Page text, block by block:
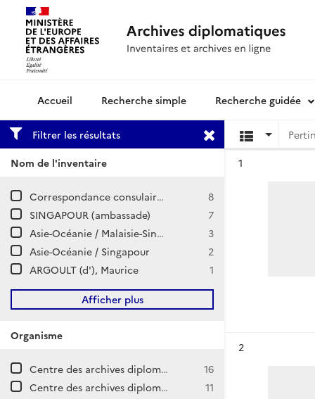
Archives diplomatiquesRecherche simple Recherche guidée
Filtrer les résultats
Nom de l'inventaire
Correspondance consulaire et commerciale / SINGAPOUR
8
SINGAPOUR (ambassade)
7
Asie-Océanie / Malaisie-Singapour (1944-1972)
3
Asie-Océanie / Singapour
2
ARGOULT (d'), Maurice
1
Afficher plus
Organisme
Centre des archives diplomatiques de La Courneuve
16
Centre des archives diplomatiques de Nantes
11
1
2